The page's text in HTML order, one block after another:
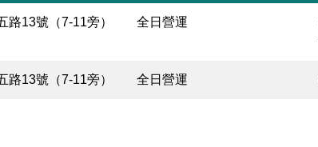
路13號（7-11旁） 全日營運
路13號（7-11旁） 全日營運